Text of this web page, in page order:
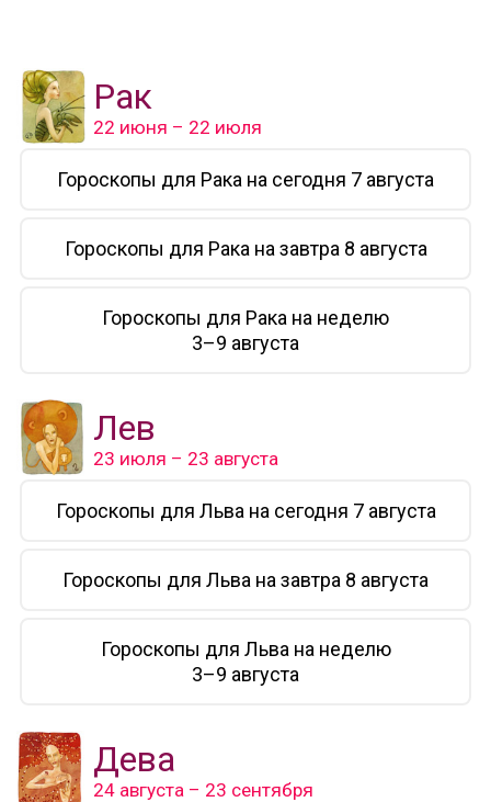
Рак
22 июня – 22 июля
Гороскопы для Рака на сегодня 7 августа
Гороскопы для Рака на завтра 8 августа
Гороскопы для Рака на неделю
3–9 августа
Лев
23 июля – 23 августа
Гороскопы для Льва на сегодня 7 августа
Гороскопы для Льва на завтра 8 августа
Гороскопы для Льва на неделю
3–9 августа
Дева
24 августа – 23 сентября